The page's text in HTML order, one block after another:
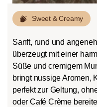
Sweet & Creamy
Sanft, rund und
überzeugt mit einer
Süße und cremigem
bringt nussige Aromen,
perfekt zur Geltung,
oder Café Crème